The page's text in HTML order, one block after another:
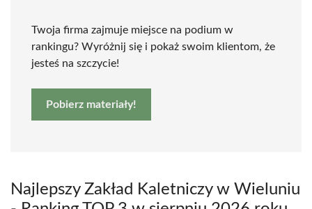
Twoja firma zajmuje miejsce na podium w
rankingu? Wyróżnij się i pokaż swoim klientom, że
jesteś na szczycie!
Pobierz materiały!
Najlepszy Zakład Kaletniczy w Wieluniu